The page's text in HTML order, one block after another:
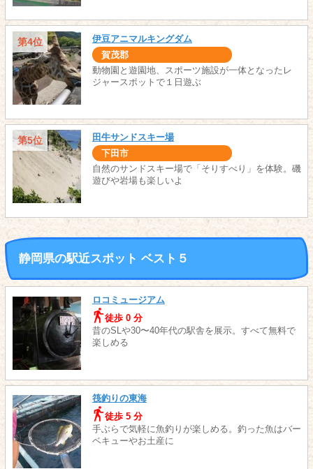
第4位 伊豆アニマルキングダム
賀茂郡
動物園と遊園地、スポーツ施設が一体となったレ
ジャースポットで１日遊ぶ
第5位 田牛サンドスキー場
下田市
自然のサンドスキー場で「そりすべり」を体験。磯
遊びや岩場も楽しいよ
静岡県の駅近スポット ベスト５
ロコミュージアム
徒歩 0 分
昔のSLや30〜40年代の駅舎を展示。すべて無料で
楽しめる
筏釣りの東海
徒歩 5 分
手ぶらで気軽に魚釣りが楽しめる。釣った魚はバー
ベキューやお土産に